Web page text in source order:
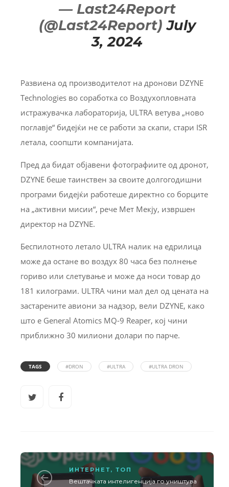
— Last24Report
(@Last24Report)July
3, 2024
Развиена од производителот на дронови DZYNE
Technologies во соработка со Воздухопловната
истражувачка лабораторија, ULTRA ветува „ново
поглавје“ бидејќи не се работи за скапи, стари ISR
летала, соопшти компанијата.
Пред да бидат објавени фотографиите од дронот,
DZYNE беше таинствен за своите долгогодишни
програми бидејќи работеше директно со борците
на „активни мисии“, рече Мет Мекју, извршен
директор на DZYNE.
Беспилотното летало ULTRA налик на едрилица
може да остане во воздух 80 часа без полнење
гориво или слетување и може да носи товар до
181 килограми. ULTRA чини мал дел од цената на
застарените авиони за надзор, вели DZYNE, како
што е General Atomics MQ-9 Reaper, кој чини
приближно 30 милиони долари по парче.
TAGS #DRON #ULTRA #ULTRA DRON
ИНТЕРНЕТ, ТОП
Вештачката интелигенција го уништува